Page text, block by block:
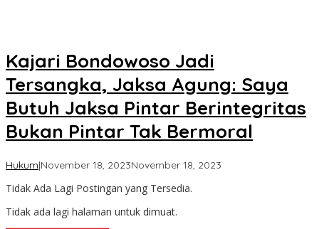
Kajari Bondowoso Jadi
Tersangka, Jaksa Agung: Saya
Butuh Jaksa Pintar Berintegritas
Bukan Pintar Tak Bermoral
Hukum|November 18, 2023November 18, 2023
Tidak Ada Lagi Postingan yang Tersedia.
Tidak ada lagi halaman untuk dimuat.